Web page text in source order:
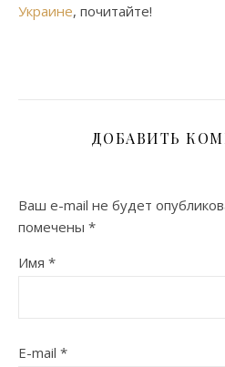
Украине, почитайте!
ДОБАВИТЬ
Ваш e-mail не будет
помечены *
Имя *
E-mail *